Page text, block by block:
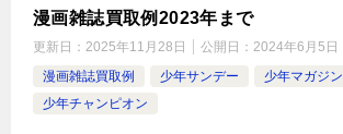
漫画雑誌買取例2023年まで
更新日： 2025年11月28日 公開日： 2024年6月5日
漫画雑誌買取例
少年サンデー
少年マガジン
少年チャンピオン